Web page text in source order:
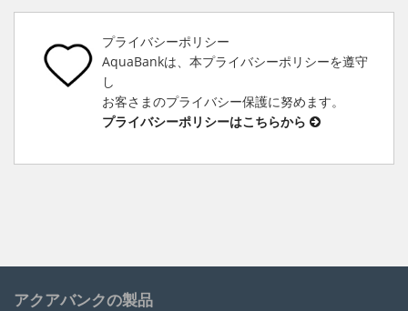
プライバシーポリシー
AquaBankは、本プライバシーポリシーを遵守
し
お客さまのプライバシー保護に努めます。
プライバシーポリシーはこちらから
アクアバンクの製品